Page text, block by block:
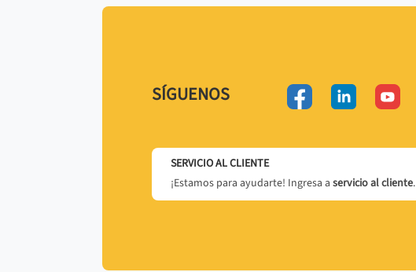
SÍGUENOS
SERVICIO AL CLIENTE
¡Estamos para ayudarte! Ingresa a servicio al cliente.